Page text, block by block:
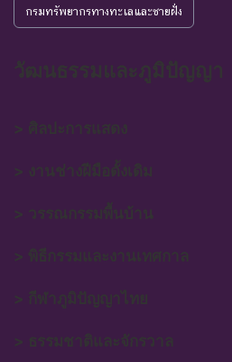
กรมทรัพยากรทางทะเลและชายฝั่ง
วัฒนธรรมและภูมิปัญญา
> ศิลปะการแสดง
> งานช่างฝีมือดั้งเดิม
> วรรณกรรมพื้นบ้าน
> พิธีกรรมและงานเทศกาล
> กีฬาภูมิปัญญาไทย
> ธรรมชาติและจักรวาล